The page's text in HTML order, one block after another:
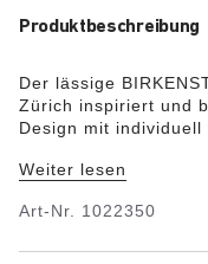
Produktbeschreibung
Der lässige
Zürich inspiriert und
Design mit individuell
ergänzt. Das
den Fuß anschmiegt,
Weiter lesen
Art-Nr. 1022350